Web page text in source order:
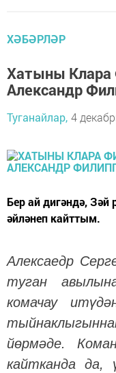
ХӘБӘРЛӘР
Хатыны Клара
Александр
Туганайлар, 4
Бер ай дигәндә,
әйләнеп кайттым.
Алексаедр
туган
комачау
йөрмәде.
кайтканда